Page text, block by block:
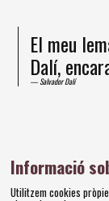
El meu
Dalí,
Salvador Dalí
Figueres
Informació
Utilitzem cookies